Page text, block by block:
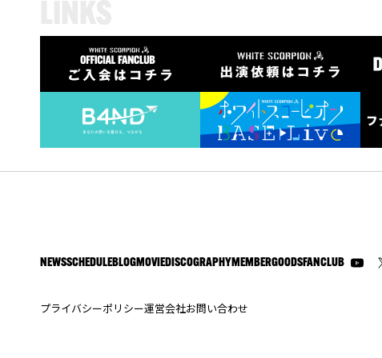
NEWSSCHEDULE BLOGMOVIE DISCOGRAPHY MEMBERGOODS FANCLUB
プライバシーポリシー運営会社お問い合わせ